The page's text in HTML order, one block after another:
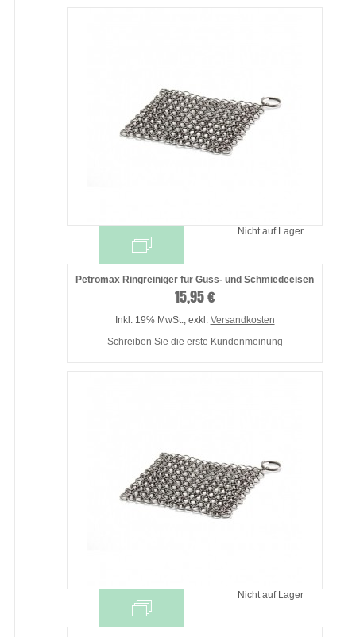
Nicht auf Lager
Petromax Ringreiniger für Guss- und Schmiedeeisen
15,95 €
Inkl. 19% MwSt., exkl. Versandkosten
Schreiben Sie die erste Kundenmeinung
Nicht auf Lager